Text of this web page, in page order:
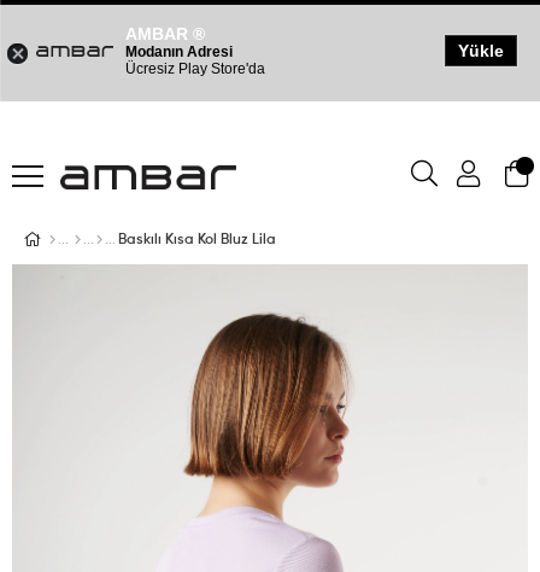
Baskılı Kısa Kol Bluz Lila
AMBAR ®
Modanın Adresi
Ücresiz Play Store'da
Yükle